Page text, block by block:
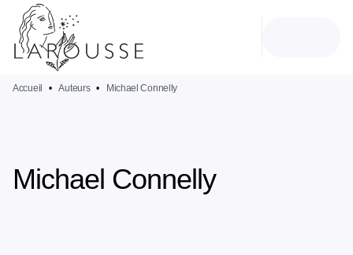
MENU
PIED DE PAGE
Accueil • Auteurs • Michael Connelly
Michael Connelly